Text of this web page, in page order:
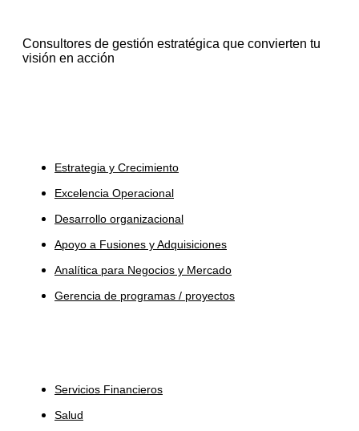
Consultores de gestión estratégica que convierten tu
visión en acción
Estrategia y Crecimiento
Excelencia Operacional
Desarrollo organizacional
Apoyo a Fusiones y Adquisiciones
Analítica para Negocios y Mercado
Gerencia de programas / proyectos
Servicios Financieros
Salud